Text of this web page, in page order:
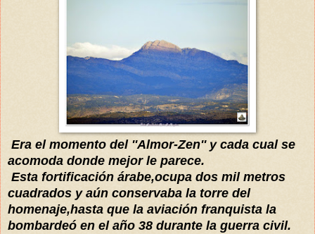
Era el momento del ''Almor-Zen'' ycada cual se
acomoda donde mejor le parece.
Esta fortificación árabe,ocupa dos mil metros
cuadrados y aún conservaba la torre del
homenaje,hasta que la aviación franquista la
bombardeó en el año 38 durante la guerra civil.